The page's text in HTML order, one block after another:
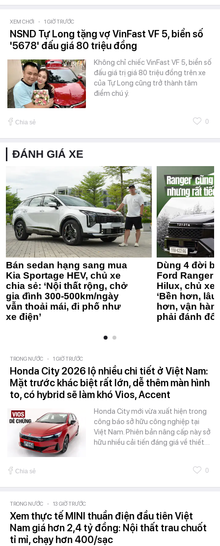
XEM CHƠI - 1 GIỜ TRƯỚC
NSND Tự Long tặng vợ VinFast VF 5, biển số
'5678' đấu giá 80 triệu đồng
Không chỉ chiếc VinFast VF 5, biển số
đấu giá trị giá 80 triệu đồng trên xe
của Tự Long cũng trở thành tâm
điểm chú ý.
Chia sẻ 0
ĐÁNH GIÁ XE
Bán sedan hạng sang mua
Kia Sportage HEV, chủ xe
chia sẻ: ‘Nội thất rộng, chở
gia đình 300-500km/ngày
vẫn thoải mái, đi phố như
xe điện’
Dùng 4 đời
Ford Ranger
Hilux, chủ xe
‘Bền hơn,
hơn, vận
phải đánh
TRONG NƯỚC - 1 GIỜ TRƯỚC
Honda City 2026 lộ nhiều chi tiết ở Việt Nam:
Mặt trước khác biệt rất lớn, dễ thêm màn hình
to, có hybrid sẽ làm khó Vios, Accent
Honda City mới vừa xuất hiện trong
công báo sở hữu công nghiệp tại
Việt Nam. Phiên bản nâng cấp này sở
hữu nhiều cải tiến đáng giá về thiết…
Chia sẻ 0
TRONG NƯỚC - 13 GIỜ TRƯỚC
Xem thực tế MINI thuần điện đầu tiên Việt
Nam giá hơn 2,4 tỷ đồng: Nội thất trau chuốt
tỉ mỉ, chạy hơn 400/sạc